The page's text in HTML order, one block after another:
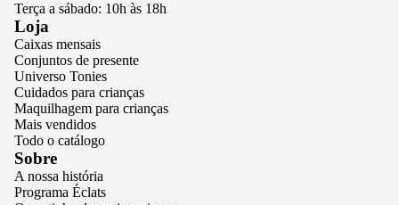
Terça a sábado: 10h às 18h
Loja
Caixas mensais
Conjuntos de presente
Universo Tonies
Cuidados para crianças
Maquilhagem para crianças
Mais vendidos
Todo o catálogo
Sobre
A nossa história
Programa Éclats